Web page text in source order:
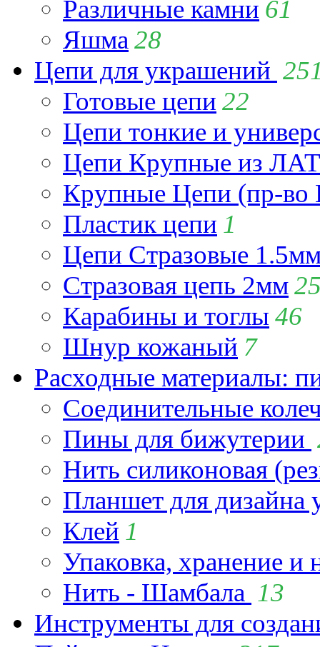
Различные камни 61
Яшма 28
Цепи для украшений
Готовые цепи 22
Цепи тонкие и
Цепи Крупные из
Крупные Цепи (пр-во
Пластик цепи 1
Цепи Стразовые
Стразовая цепь 2мм
Карабины и тоглы 46
Шнур кожаный 7
Расходные материалы:
Соединительные
Пины для бижутерии
Нить силиконовая
Планшет для
Клей 1
Упаковка, хранение и
Нить - Шамбала 13
Инструменты для